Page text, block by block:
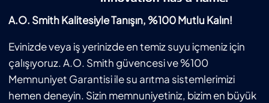
A.O. Smith Kalitesiyle Tanışın, %100 Mutlu Kalın!
Evinizde veya iş yerinizde en temiz suyu içmeniz için
çalışıyoruz. A.O. Smith güvencesi ve %100
Memnuniyet Garantisi ile su arıtma sistemlerimizi
hemen deneyin. Sizin memnuniyetiniz, bizim en büyük